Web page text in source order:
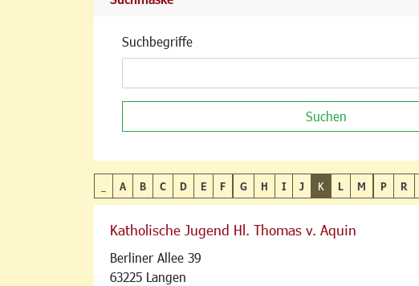
Suchbegriffe
Suchen
A B C D E F G H I J K L M P R
Katholische Jugend Hl. Thomas v. Aquin
Berliner Allee 39
63225 Langen